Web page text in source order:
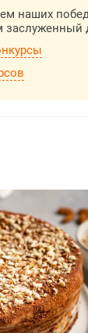
наших
заслуженный